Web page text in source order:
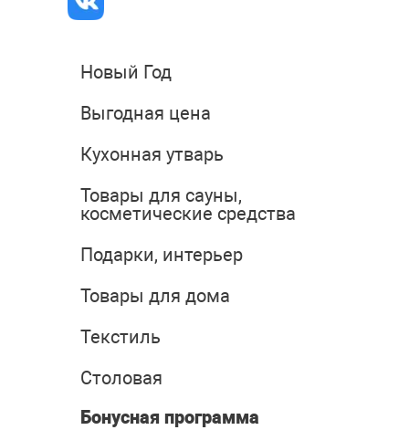
Новый Год
Выгодная цена
Кухонная утварь
Товары для сауны,
косметические средства
Подарки, интерьер
Товары для дома
Текстиль
Столовая
Бонусная программа